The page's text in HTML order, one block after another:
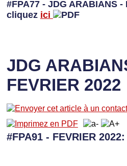
#FPA77 - JDG ARABIANS -
cliquez ici
JDG
FEVRIER 2022
#FPA91 - FEVRIER